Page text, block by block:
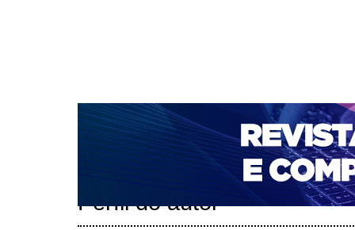
CAPA SOBRE ACESSO CADASTRO
NOTÍCIAS
PORTAL DE REVISTAS DA UNIFACS
PARA AVALIADORES
NOVA SUBMISSÃO
Perfil do autor